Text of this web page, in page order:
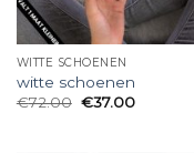
WITTE SCHOENEN
witte schoenen
€72.00 €37.00